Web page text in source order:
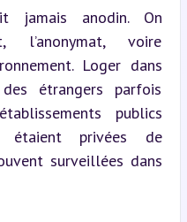
jamais anodin. On
l’anonymat, voire
Loger dans
étrangers parfois
publics
étaient privées de
surveillées dans